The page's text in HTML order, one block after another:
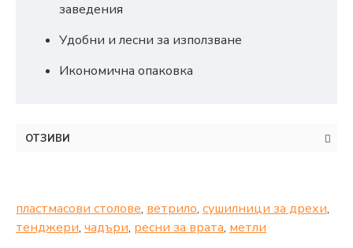
заведения
Удобни и лесни за използване
Икономична опаковка
ОТЗИВИ
пластмасови столове, ветрило, сушилници за дрехи,
тенджери, чадъри, ресни за врата, метли